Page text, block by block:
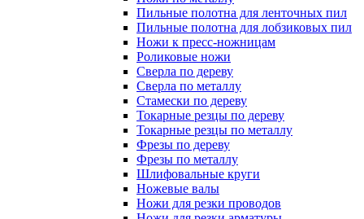
Пильные полотна для ленточных пил
Пильные полотна для лобзиковых пил
Ножи к пресс-ножницам
Роликовые ножи
Сверла по дереву
Сверла по металлу
Стамески по дереву
Токарные резцы по дереву
Токарные резцы по металлу
Фрезы по дереву
Фрезы по металлу
Шлифовальные круги
Ножевые валы
Ножи для резки проводов